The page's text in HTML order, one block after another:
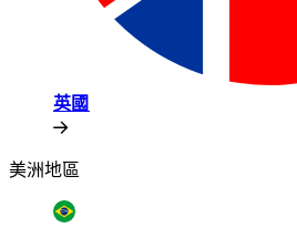
英國​​
美洲地區​​